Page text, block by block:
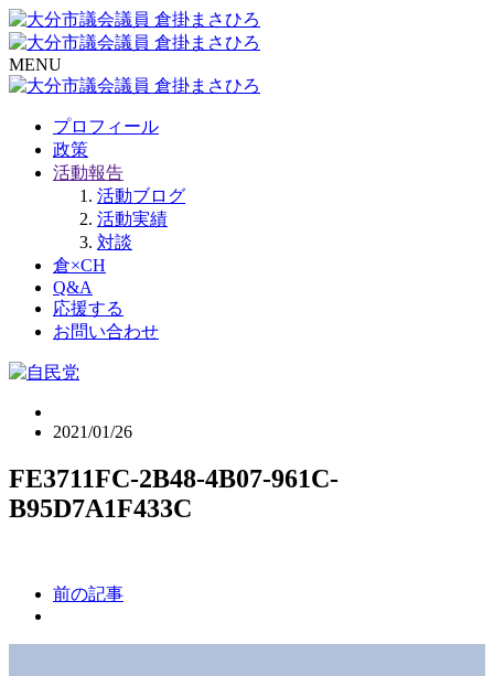
MENU
プロフィール
政策
活動報告
活動ブログ
活動実績
対談
倉×CH
Q&A
応援する
お問い合わせ
2021/01/26
FE3711FC-2B48-4B07-961C-
B95D7A1F433C
前の記事